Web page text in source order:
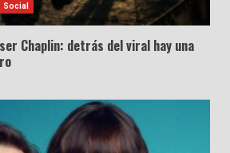
Social
Chaplin: detrás del viral hay una